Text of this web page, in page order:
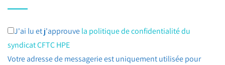
J'ai lu et j'approuvela politique de confidentialité du
syndicat CFTC HPE
Votre adresse de messagerie est uniquement utilisée pour